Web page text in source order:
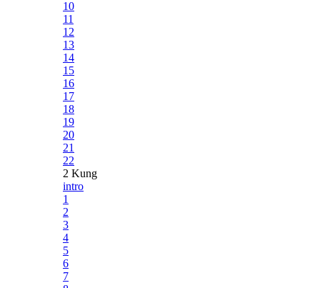
10
11
12
13
14
15
16
17
18
19
20
21
22
2 Kung
intro
1
2
3
4
5
6
7